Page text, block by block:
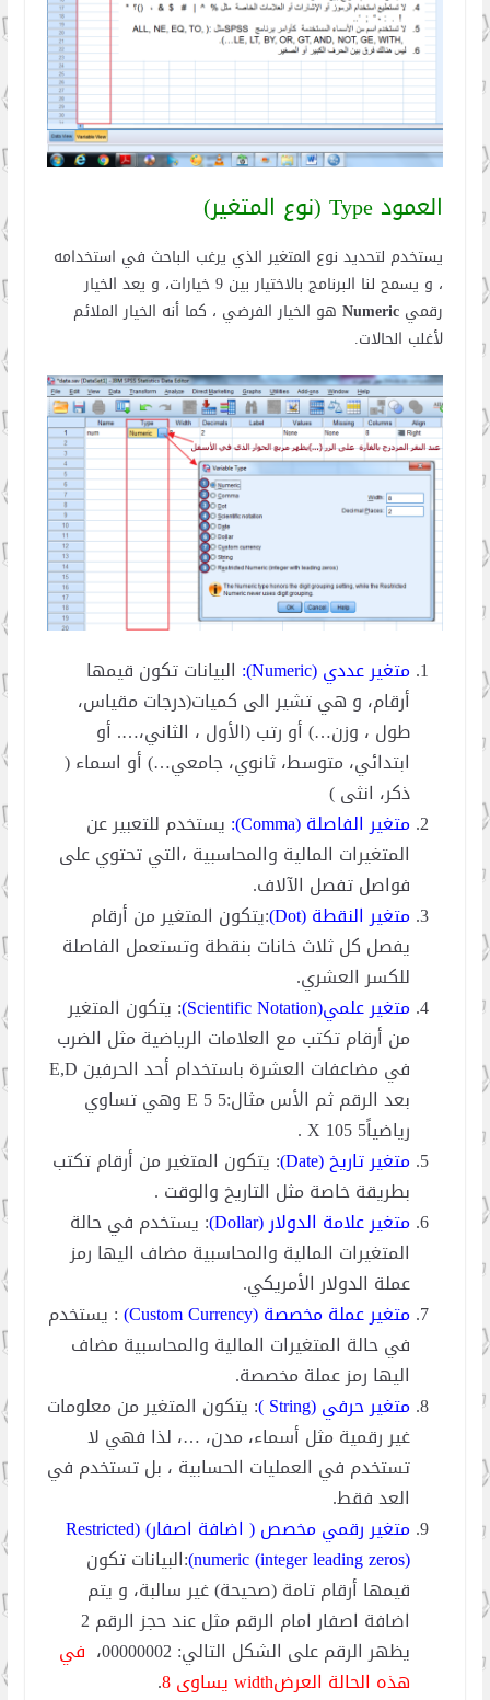
العمود Type (نوع المتغير)
يستخدم لتحديد نوع المتغير الذي يرغب الباحث في استخدامه
، و يسمح لنا البرنامج بالاختيار بين 9 خيارات، و يعد الخيار
رقمي Numericهو الخيار الفرضي ، كما أنه الخيار الملائم
لأغلب الحالات.
متغير عددي (Numeric):
البيانات تكون قيمها
أرقام، و هي تشير الى كميات(درجات مقياس،
طول ، وزن…) أو رتب (الأول ، الثاني،…. أو
ابتدائي، متوسط، ثانوي، جامعي…) أو اسماء (
ذكر، انثى )
متغير الفاصلة (Comma):
يستخدم للتعبير عن
المتغيرات المالية والمحاسبية ،التي تحتوي على
فواصل تفصل الآلاف.
متغير النقطة (Dot)
:يتكون المتغير من أرقام
يفصل كل ثلاث خانات بنقطة وتستعمل الفاصلة
للكسر العشري.
متغير علمي(Scientific Notation)
: يتكون المتغير
من أرقام تكتب مع العلامات الرياضية مثل الضرب
في مضاعفات العشرة باستخدام أحد الحرفين E,D
بعد الرقم ثم الأس مثال:5 5 E وهي تساوي
رياضياً5 X 105 .
متغير تاريخ (Date)
: يتكون المتغير من أرقام تكتب
بطريقة خاصة مثل التاريخ والوقت .
متغير علامة الدولار (Dollar)
: يستخدم في حالة
المتغيرات المالية والمحاسبية مضاف اليها رمز
عملة الدولار الأمريكي.
متغير عملة مخصصة (Custom Currency)
: يستخدم
في حالة المتغيرات المالية والمحاسبية مضاف
اليها رمز عملة مخصصة.
متغير حرفي (String )
: يتكون المتغير من معلومات
غير رقمية مثل أسماء، مدن، …، لذا فهي لا
تستخدم في العمليات الحسابية ، بل تستخدم في
العد فقط.
متغير رقمي مخصص ( اضافة اصفار) (Restricted
numeric (integer leading zeros)):البيانات تكون
قيمها أرقام تامة (صحيحة) غير سالبة، و يتم
اضافة اصفار امام الرقم مثل عند حجز الرقم 2
يظهر الرقم على الشكل التالي: 00000002،
في
هذه الحالة العرضwidth يساوى 8
.